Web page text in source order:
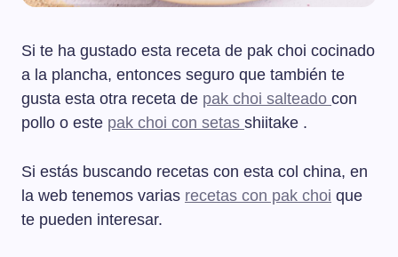
Si te ha gustado esta receta de pak choi cocinado
a la plancha, entonces seguro que también te
gusta esta otra receta de pak choi salteado con
pollo o este pak choi con setas shiitake .
Si estás buscando recetas con esta col china, en
la web tenemos varias recetas con pak choi que
te pueden interesar.